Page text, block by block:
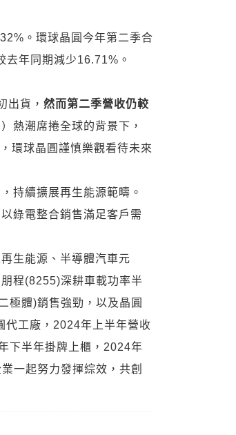
。環球晶圓今年第二季合
年同期減少16.71%。
出貨， 然而第二季營收仍較
熱潮席捲全球的背景下，
環球晶圓謹慎樂觀看待未來
持續擴展再生能源範疇。
綠電整合銷售滿足客戶需
生能源、半導體汽車元
程(8255)深耕車載功率半
極體)銷售強勁，以及晶圓
代工廠，2024年上半年營收
下半年掛牌上櫃，2024年
一起努力發揮綜效，共創